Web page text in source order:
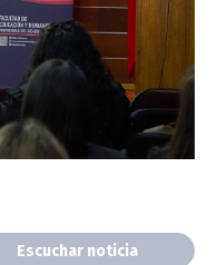
Escuchar noticia